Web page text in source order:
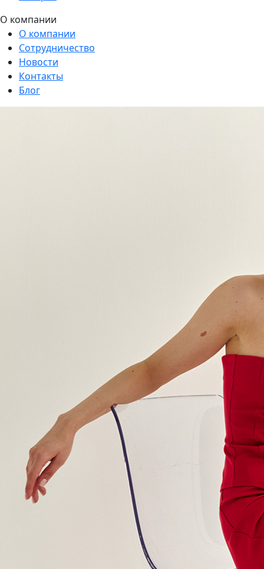
О компании
О компании
Сотрудничество
Новости
Контакты
Блог